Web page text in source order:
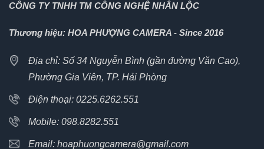
CÔNG TY TNHH TM CÔNG NGHỆ NHÂN LỘC
Thương hiệu: HOA PHƯỢNG CAMERA - Since 2016
Địa chỉ: Số 34 Nguyễn Bình (gần đường Văn Cao),
Phường Gia Viên, TP. Hải Phòng
Điện thoại: 0225.6262.551
Mobile: 098.8282.551
Email: hoaphuongcamera@gmail.com